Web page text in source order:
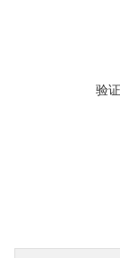
验